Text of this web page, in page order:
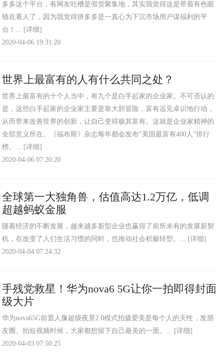
多多这个平台，有网友吐槽是假货聚集地，其实我觉得这是带着有色眼
镜在看人了，因为我觉得拼多多是一真心为下沉市场用户谋福利的平
台！... [详细]
2020-04-06 19:31:20
世界上最富有的人有什么共同之处？
世界上最富有的十个人当中，有九个是白手起家的企业家。不可否认的
是，这些白手起家的企业家主要是靠大胆冒险，富有远见卓识地行动，
从而带来改善世界的创新，让自己变得极其富有。这就是企业家精神的
全部意义所在。《福布斯》杂志每年都会发布“美国最富有400人”排行
榜。... [详细]
2020-04-06 07:20:20
全球第一大独角兽，估值高达1.2万亿，低调
超越蚂蚁金服
​随着经济的不断发展，越来越多新型企业也赢得了前所未有的发展新契
机，在改变了人们生活习惯的同时，也推动社会积极转型。... [详细]
2020-04-04 07:24:32
手残党救星！华为nova6 5G让你一拍即得封面
级大片
华为nova65G前置人像超级夜景2.0模式拍摄爱美是每个人的天性，发朋
友圈、拍短视频时候，大家都想留下自己最美的一面。... [详细]
2020-04-03 07:50:25